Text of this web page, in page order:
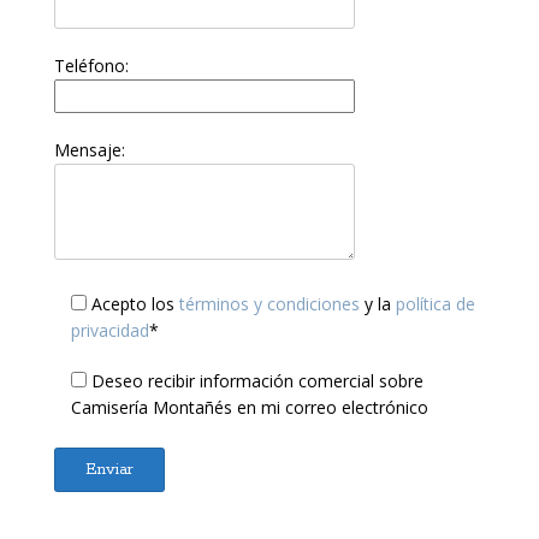
Teléfono:
Mensaje:
Acepto los términos y condiciones y la política de
privacidad*
Deseo recibir información comercial sobre
Camisería Montañés en mi correo electrónico